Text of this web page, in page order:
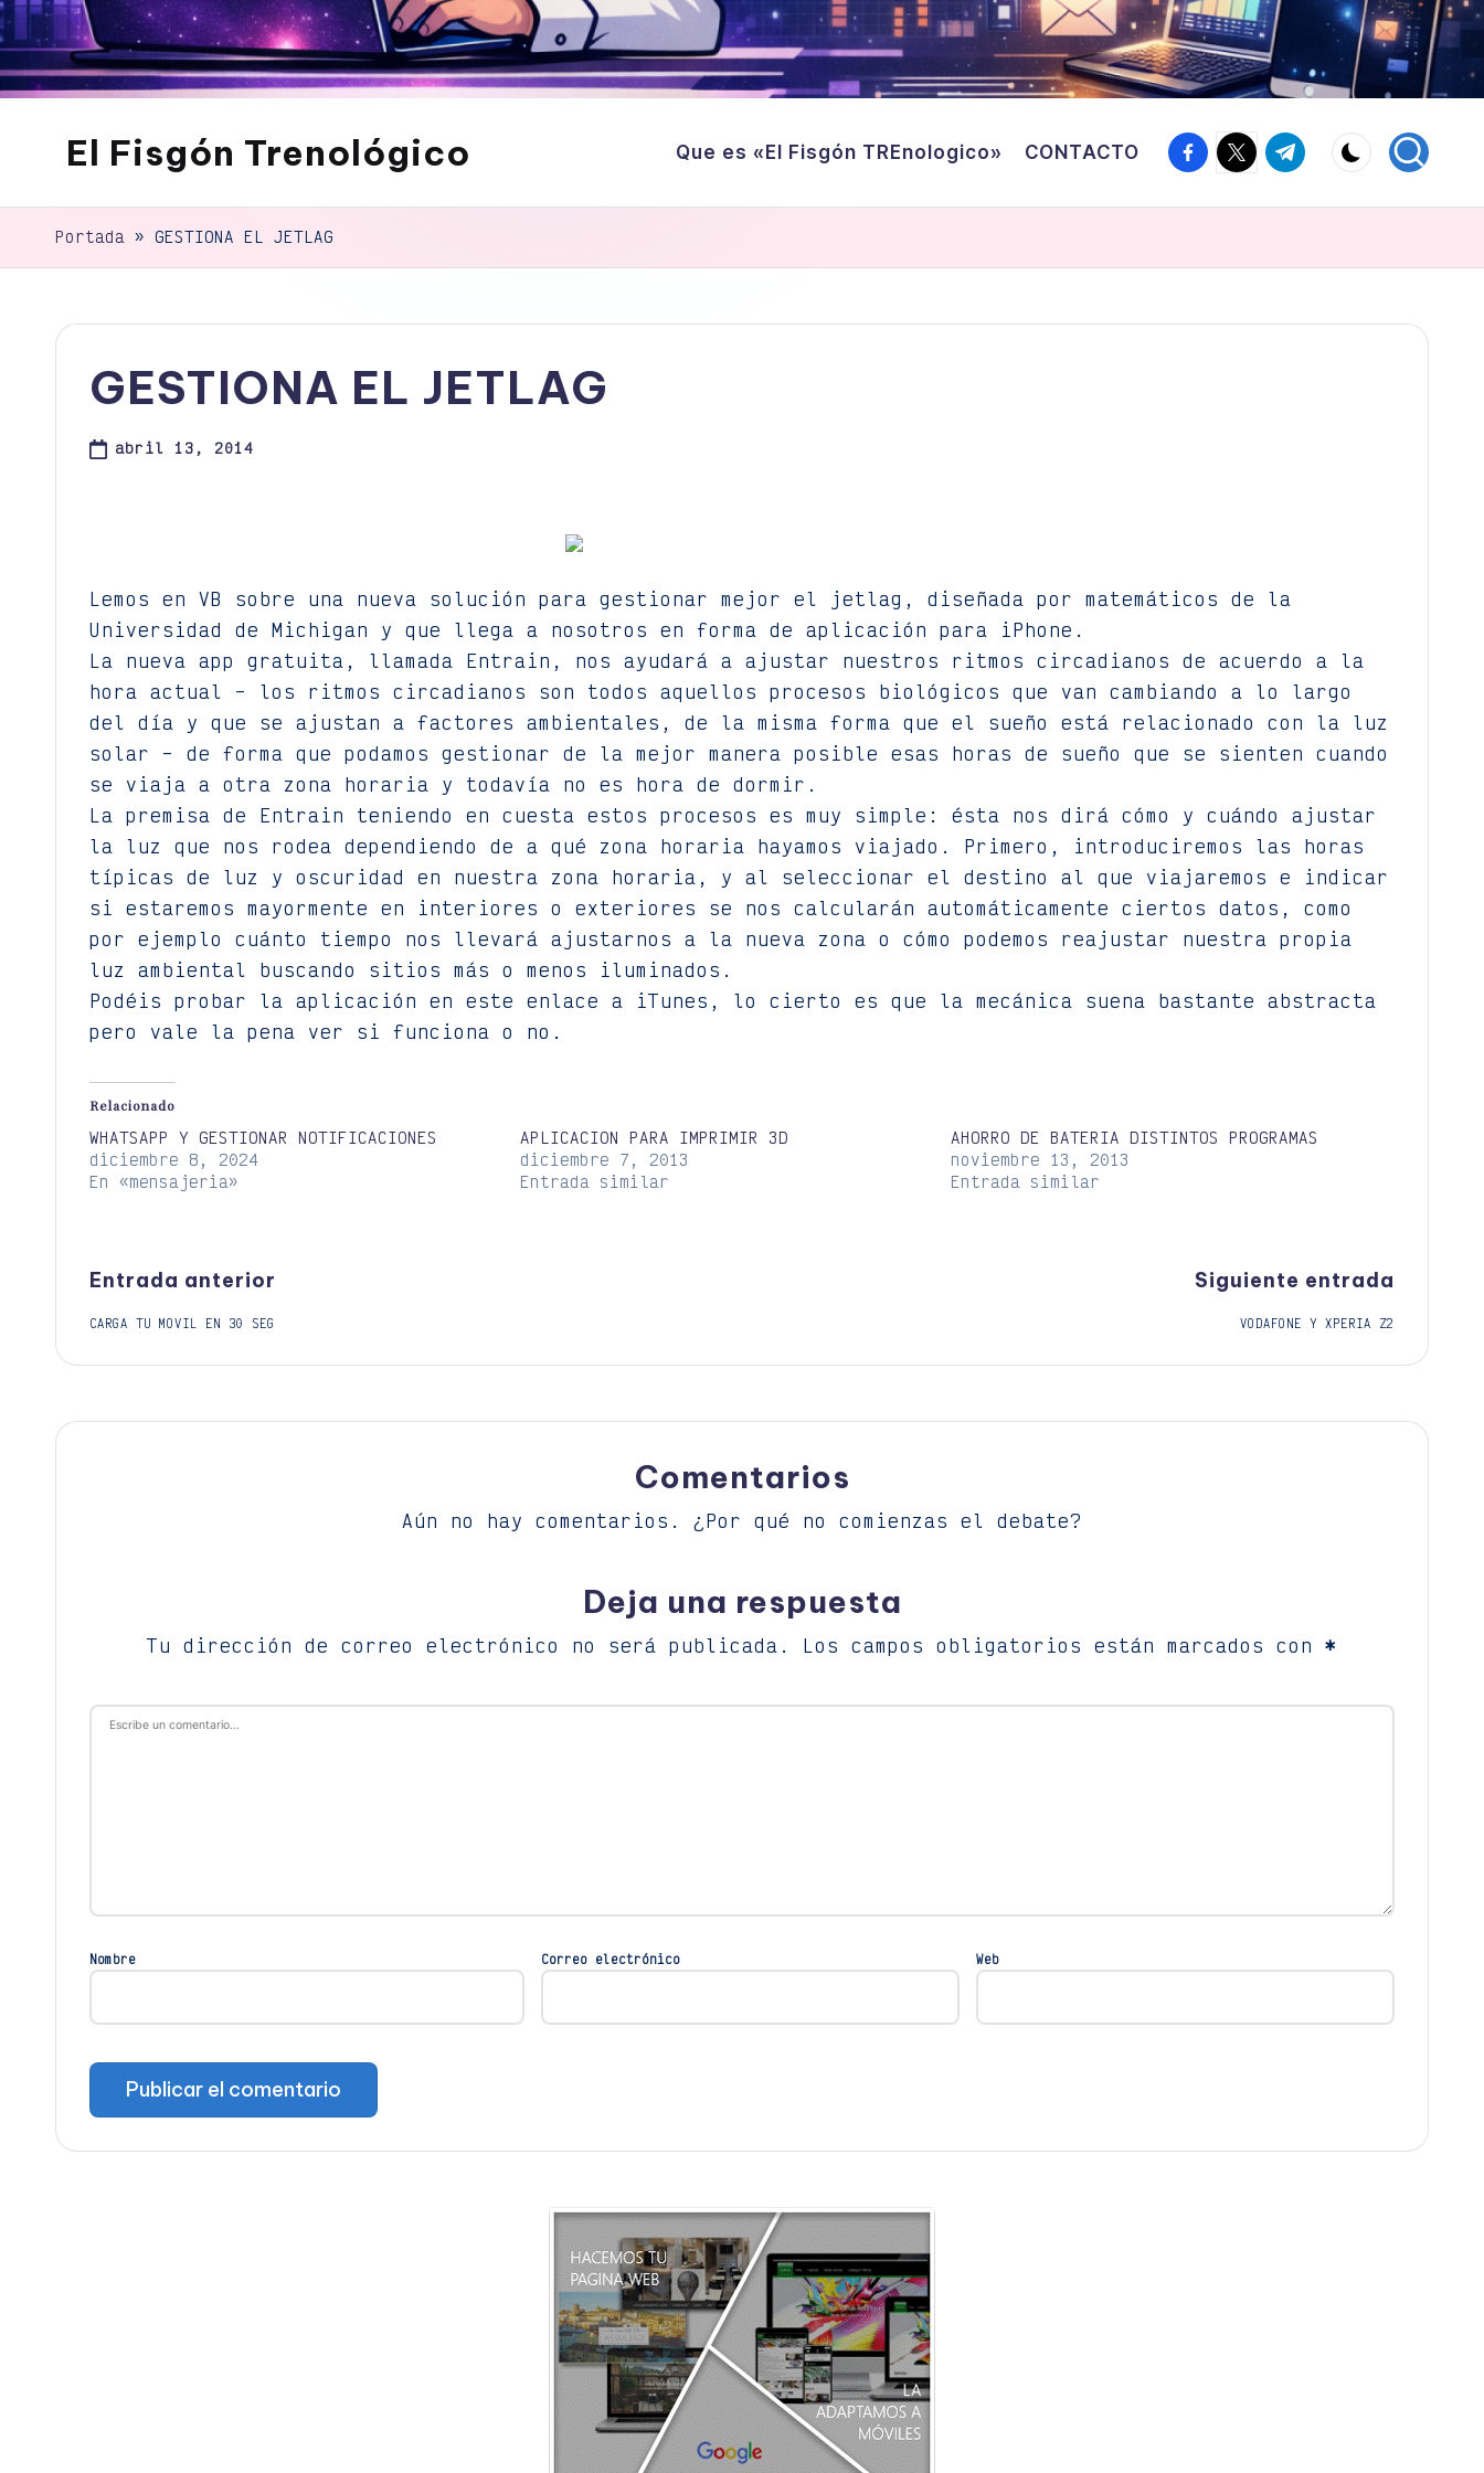
El Fisgón Trenológico
sitio
de
de
Que es «El Fisgón TREnologico» CONTACTO Facebook
Twitter
Canal
Telegram
Portada » GESTIONA EL JETLAG
GESTIONA EL JETLAG
abril 13, 2014
Lemos en VB sobre una nueva solución para gestionar mejor el jetlag, diseñada por matemáticos de la
Universidad de Michigan y que llega a nosotros en forma de aplicación para iPhone.
La nueva app gratuita, llamada Entrain, nos ayudará a ajustar nuestros ritmos circadianos de acuerdo a la
hora actual – los ritmos circadianos son todos aquellos procesos biológicos que van cambiando a lo largo
del día y que se ajustan a factores ambientales, de la misma forma que el sueño está relacionado con la luz
solar – de forma que podamos gestionar de la mejor manera posible esas horas de sueño que se sienten cuando
se viaja a otra zona horaria y todavía no es hora de dormir.
La premisa de Entrain teniendo en cuesta estos procesos es muy simple: ésta nos dirá cómo y cuándo ajustar
la luz que nos rodea dependiendo de a qué zona horaria hayamos viajado. Primero, introduciremos las horas
típicas de luz y oscuridad en nuestra zona horaria, y al seleccionar el destino al que viajaremos e indicar
si estaremos mayormente en interiores o exteriores se nos calcularán automáticamente ciertos datos, como
por ejemplo cuánto tiempo nos llevará ajustarnos a la nueva zona o cómo podemos reajustar nuestra propia
luz ambiental buscando sitios más o menos iluminados.
Podéis probar la aplicación en este enlace a iTunes, lo cierto es que la mecánica suena bastante abstracta
pero vale la pena ver si funciona o no.
Relacionado
WHATSAPP Y GESTIONAR NOTIFICACIONES
diciembre 8, 2024
En «mensajeria»
APLICACION PARA IMPRIMIR 3D
diciembre 7, 2013
Entrada similar
AHORRO DE BATERIA DISTINTOS PROGRAMAS
noviembre 13, 2013
Entrada similar
Navegación
Entrada anterior
CARGA TU MOVIL EN 30 SEG
Siguiente entrada
VODAFONE Y XPERIA Z2
Comentarios
Aún no hay comentarios. ¿Por qué no comienzas el debate?
Deja una respuesta
Tu dirección de correo electrónico no será publicada. Los campos obligatorios están marcados con *
Nombre Correo electrónico Web